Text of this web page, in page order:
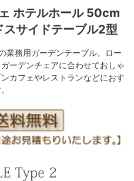
ホテルホール 50cm
サイドテーブル2型
業務用ガーデンテーブル。ロー
ーデンチェアに合わせておしゃ
カフェやレストランなどにおす